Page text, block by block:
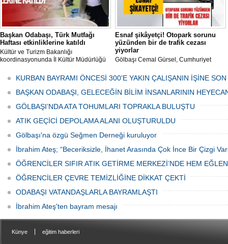
Başkan Odabaşı, Türk Mutfağı
Haftası etkinliklerine katıldı
Kültür ve Turizm Bakanlığı
koordinasyonunda İl Kültür Müdürlüğü
Haftası" etkinlikleri Ankara'da devam
ediyor.
Esnaf şikâyetçi! Otopark sorunu
yüzünden bir de trafik cezası
yiyorlar
Gölbaşı Cemal Gürsel, Cumhuriyet
bulunan esnaf ve alışverişe gelen
vatandaşlar park cezaları yüzünden
canından bezdi.
KURBAN BAYRAMI ÖNCESİ 300'E YAKIN ÇALIŞANIN İŞİNE
BAŞKAN ODABAŞI, GELECEĞİN BİLİM İNSANLARININ
GÖLBAŞI’NDA ATA TOHUMLARI TOPRAKLA BULUŞTU
ATIK GEÇİCİ DEPOLAMA ALANI OLUŞTURULDU
Gölbaşı'na özgü Seğmen Derneği kuruluyor
İbrahim Ateş; “Beceriksizle, İhanet Arasında Çok İnce Bir Çizgi
ÖĞRENCİLER SIFIR ATIK GETİRME MERKEZİ’NDE HEM
ÖĞRENCİLER ÇEVRE TEMİZLİĞİNE DİKKAT ÇEKTİ
ODABAŞI VATANDAŞLARLA BAYRAMLAŞTI
İbrahim Ateş'ten bayram mesajı
Künye eğitim haberleri